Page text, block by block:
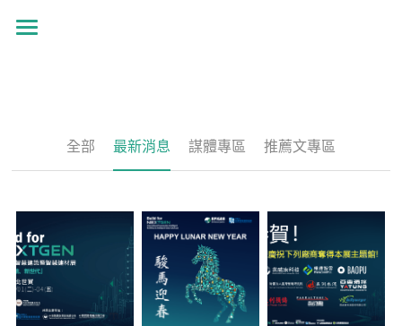
展覽資訊
關於我們
關於我們
搜索
全部 最新消息 謀體專區 推薦文專區